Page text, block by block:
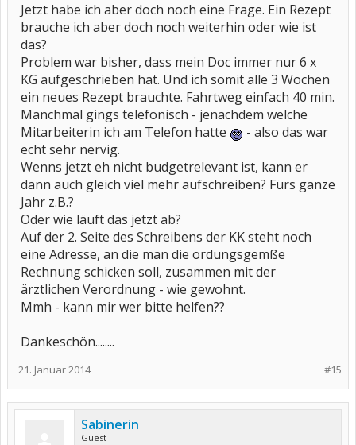
Jetzt habe ich aber doch noch eine Frage. Ein Rezept
brauche ich aber doch noch weiterhin oder wie ist
das?
Problem war bisher, dass mein Doc immer nur 6 x
KG aufgeschrieben hat. Und ich somit alle 3 Wochen
ein neues Rezept brauchte. Fahrtweg einfach 40 min.
Manchmal gings telefonisch - jenachdem welche
Mitarbeiterin ich am Telefon hatte
- also das war
echt sehr nervig.
Wenns jetzt eh nicht budgetrelevant ist, kann er
dann auch gleich viel mehr aufschreiben? Fürs ganze
Jahr z.B.?
Oder wie läuft das jetzt ab?
Auf der 2. Seite des Schreibens der KK steht noch
eine Adresse, an die man die ordungsgemße
Rechnung schicken soll, zusammen mit der
ärztlichen Verordnung - wie gewohnt.
Mmh - kann mir wer bitte helfen??
Dankeschön........
#15
21. Januar 2014
Sabinerin
Guest